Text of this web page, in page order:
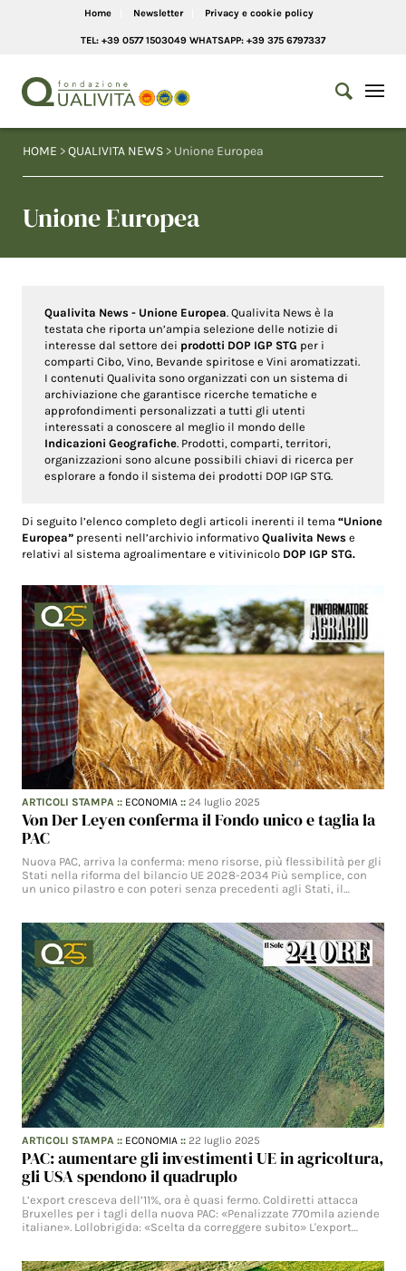
Home Newsletter Privacy e cookie policy
TEL: +39 0577 1503049 WHATSAPP: +39 375 6797337
HOME >QUALIVITA NEWS > Unione Europea
Unione Europea
Qualivita News - Unione Europea. Qualivita News è la
testata che riporta un’ampia selezione delle notizie di
interesse dal settore dei prodotti DOP IGP STG per i
comparti Cibo, Vino, Bevande spiritose e Vini aromatizzati.
I contenuti Qualivita sono organizzati con un sistema di
archiviazione che garantisce ricerche tematiche e
approfondimenti personalizzati a tutti gli utenti
interessati a conoscere al meglio il mondo delle
Indicazioni Geografiche. Prodotti, comparti, territori,
organizzazioni sono alcune possibili chiavi di ricerca per
esplorare a fondo il sistema dei prodotti DOP IGP STG.
Di seguito l’elenco completo degli articoli inerenti il tema“Unione
Europea” presenti nell’archivio informativoQualivita News e
relativi al sistema agroalimentare e vitivinicolo DOP IGP STG.
ARTICOLI STAMPA :: ECONOMIA ::24 luglio 2025
Von Der Leyen conferma il Fondo unico e taglia la
PAC
Nuova PAC, arriva la conferma: meno risorse, più flessibilità per gli
Stati nella riforma del bilancio UE 2028-2034 Più semplice, con
un unico pilastro e con poteri senza precedenti agli Stati, il…
ARTICOLI STAMPA :: ECONOMIA ::22 luglio 2025
PAC: aumentare gli investimenti UE in agricoltura,
gli USA spendono il quadruplo
L’export cresceva dell’11%, ora è quasi fermo. Coldiretti attacca
Bruxelles per i tagli della nuova PAC: «Penalizzate 770mila aziende
italiane». Lollobrigida: «Scelta da correggere subito» L'export…